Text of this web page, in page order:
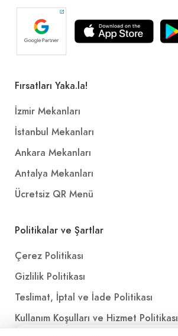
Fırsatları Yaka.la!
İzmir Mekanları
İstanbul Mekanları
Ankara Mekanları
Antalya Mekanları
Ücretsiz QR Menü
Politikalar ve Şartlar
Çerez Politikası
Gizlilik Politikası
Teslimat, İptal ve İade Politikası
Kullanım Koşulları ve Hizmet Politikası